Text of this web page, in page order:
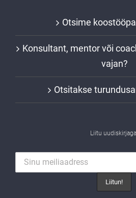
Otsime
Konsultant, mentor või
vajan?
Otsitakse
Liitu